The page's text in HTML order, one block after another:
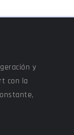
y
con la